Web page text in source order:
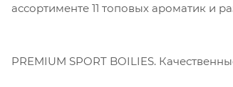
ассортименте 11 топовых ароматик и
PREMIUM SPORT BOILIES.